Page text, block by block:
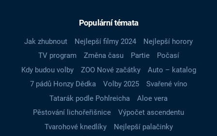
Populární témata
Jak zhubnout Nejlepší filmy 2024
Nejlepší horory
TV program
Změna času Partie
Počasí
Kdy budou volby
ZOO Nové začátky
Auto – katalog
7 pádů Honzy Dědka
Volby 2025
Svařené víno
Tatarák podle Pohlreicha
Aloe vera
Pěstování lichořeřišnice
Výpočet ascendentu
Tvarohové knedlíky
Nejlepší palačinky